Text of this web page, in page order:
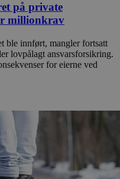
på private
millionkrav
ble innført, mangler fortsatt
lovpålagt ansvarsforsikring.
for eierne ved